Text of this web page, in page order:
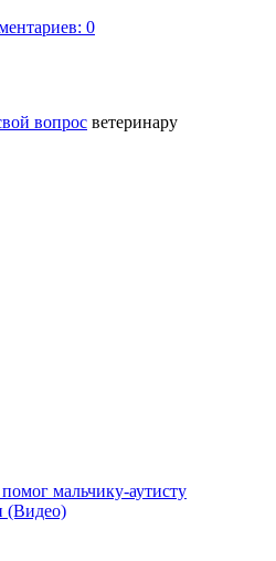
0
вопрос ветеринару
мальчику-аутисту
(Видео)